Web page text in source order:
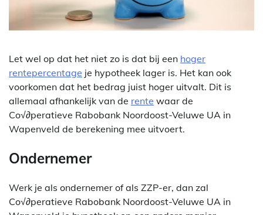
Let wel op dat het niet zo is dat bij een hoger
rentepercentage je hypotheek lager is. Het kan ook
voorkomen dat het bedrag juist hoger uitvalt. Dit is
allemaal afhankelijk van de rente waar de
Co√∂peratieve Rabobank Noordoost-Veluwe UA in
Wapenveld de berekening mee uitvoert.
Ondernemer
Werk je als ondernemer of als ZZP-er, dan zal
Co√∂peratieve Rabobank Noordoost-Veluwe UA in